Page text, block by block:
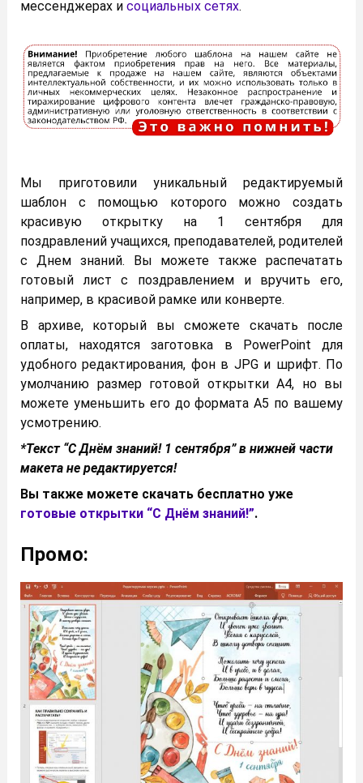
мессенджерах и социальных сетях.
Мы приготовили уникальный редактируемый
шаблон с помощью которого можно создать
красивую открытку на 1 сентября для
поздравлений учащихся, преподавателей, родителей
с Днем знаний. Вы можете также распечатать
готовый лист с поздравлением и вручить его,
например, в красивой рамке или конверте.
В архиве, который вы сможете скачать после
оплаты, находятся заготовка в PowerPoint для
удобного редактирования, фон в JPG и шрифт. По
умолчанию размер готовой открытки А4, но вы
можете уменьшить его до формата А5 по вашему
усмотрению.
*Текст “С Днём знаний! 1 сентября” в нижней части
макета не редактируется!
Вы также можете скачать бесплатно уже
готовые открытки “С Днём знаний!”.
Промо: